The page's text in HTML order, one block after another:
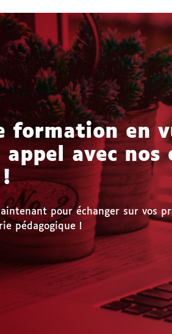
formation en
avec nos
pour échanger sur vos
pédagogique !